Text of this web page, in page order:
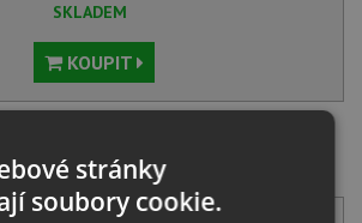
SKLADEM
KOUPIT
nerez kartáčovaný 513306 +
MIDA chrom 517742
stránky
soubory cookie.